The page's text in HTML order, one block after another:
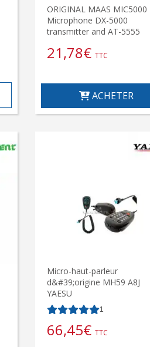
ORIGINAL MAAS MIC5000
Microphone DX-5000
transmitter and AT-5555
21,78€ TTC
ACHETER
Micro-haut-parleur
d&#39;origine MH59 A8J
YAESU
1
66,45€ TTC